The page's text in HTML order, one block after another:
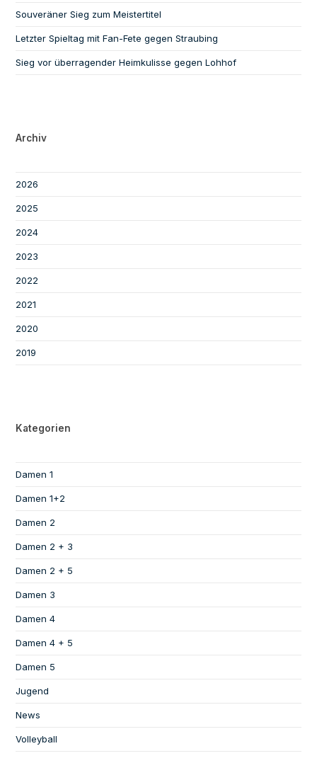
Souveräner Sieg zum Meistertitel
Letzter Spieltag mit Fan-Fete gegen Straubing
Sieg vor überragender Heimkulisse gegen Lohhof
Archiv
2026
2025
2024
2023
2022
2021
2020
2019
Kategorien
Damen 1
Damen 1+2
Damen 2
Damen 2 + 3
Damen 2 + 5
Damen 3
Damen 4
Damen 4 + 5
Damen 5
Jugend
News
Volleyball